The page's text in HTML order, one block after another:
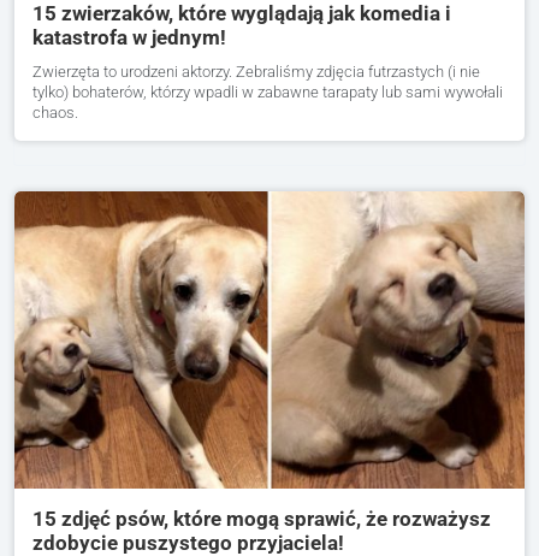
15 zwierzaków, które wyglądają jak komedia i
katastrofa w jednym!
Zwierzęta to urodzeni aktorzy. Zebraliśmy zdjęcia futrzastych (i nie
tylko) bohaterów, którzy wpadli w zabawne tarapaty lub sami wywołali
chaos.
15 zdjęć psów, które mogą sprawić, że rozważysz
zdobycie puszystego przyjaciela!